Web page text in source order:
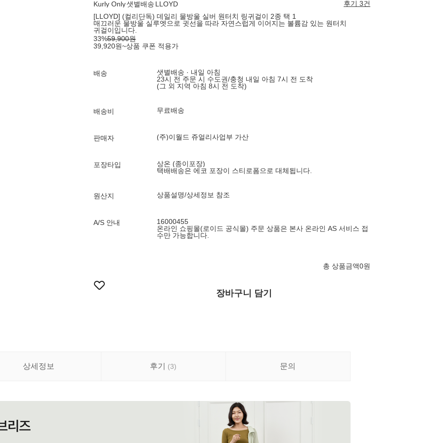
Kurly Only샛별배송 LLOYD
후기 3건
[LLOYD] (컬리단독) 데일리 물방울 실버 원터치 링귀걸이 2종 택 1
매끄러운 물방울 실루엣으로 귓선을 따라 자연스럽게 이어지는 볼륨감 있는 원터치
귀걸이입니다.
33%59,900원
39,920원~상품 쿠폰 적용가
배송
샛별배송 · 내일 아침
23시 전 주문 시 수도권/충청 내일 아침 7시 전 도착
(그 외 지역 아침 8시 전 도착)
배송비 무료배송
판매자 (주)이월드 쥬얼리사업부 가산
포장타입
상온 (종이포장)
택배배송은 에코 포장이 스티로폼으로 대체됩니다.
원산지 상품설명/상세정보 참조
A/S 안내
16000455
온라인 쇼핑몰(로이드 공식몰) 주문 상품은 본사 온라인 AS 서비스 접
수만 가능합니다.
총 상품금액0원
장바구니 담기
상세정보 후기 (3) 문의